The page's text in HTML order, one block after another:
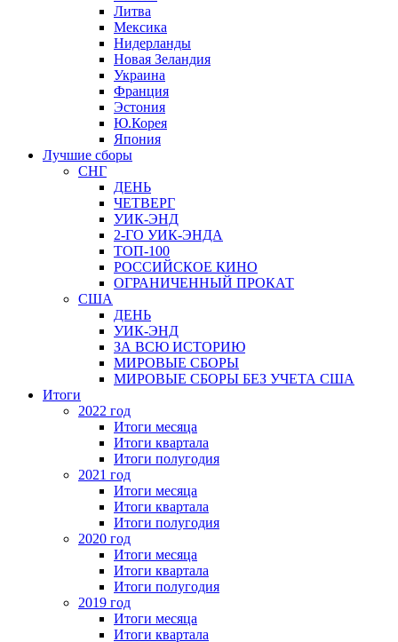
Литва
Мексика
Нидерланды
Новая Зеландия
Украина
Франция
Эстония
Ю.Корея
Япония
Лучшие сборы
СНГ
ДЕНЬ
ЧЕТВЕРГ
УИК-ЭНД
2-ГО УИК-ЭНДА
ТОП-100
РОССИЙСКОЕ КИНО
ОГРАНИЧЕННЫЙ ПРОКАТ
США
ДЕНЬ
УИК-ЭНД
ЗА ВСЮ ИСТОРИЮ
МИРОВЫЕ СБОРЫ
МИРОВЫЕ СБОРЫ БЕЗ УЧЕТА США
Итоги
2022 год
Итоги месяца
Итоги квартала
Итоги полугодия
2021 год
Итоги месяца
Итоги квартала
Итоги полугодия
2020 год
Итоги месяца
Итоги квартала
Итоги полугодия
2019 год
Итоги месяца
Итоги квартала